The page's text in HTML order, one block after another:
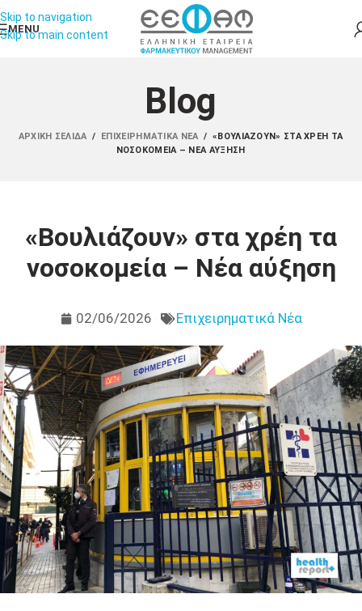
Skip to navigation
Skip to main content
MENU
Blog
ΑΡΧΙΚΉ ΣΕΛΊΔΑ / ΕΠΙΧΕΙΡΗΜΑΤΙΚΆ ΝΈΑ / «ΒΟΥΛΙΆΖΟΥΝ» ΣΤΑ ΧΡΈΗ ΤΑ
ΝΟΣΟΚΟΜΕΊΑ – ΝΈΑ ΑΎΞΗΣΗ
«Βουλιάζουν» στα χρέη τα
νοσοκομεία – Νέα αύξηση
02/06/2026 Επιχειρηματικά Νέα